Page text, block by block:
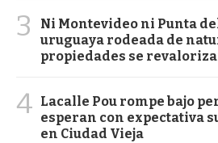
3
Ni Montevideo ni Punta
uruguaya rodeada de
propiedades se
4 Lacalle Pou rompe bajo
esperan con expectativa
en Ciudad Vieja